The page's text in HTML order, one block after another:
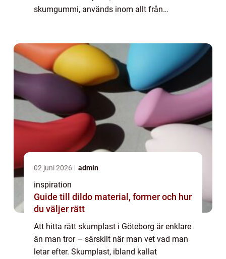
skumgummi, används inom allt från
02 juni 2026 admin
inspiration
Guide till dildo material, former och hur
du väljer rätt
Att hitta rätt skumplast i Göteborg är enklare
än man tror – särskilt när man vet vad man
letar efter. Skumplast, ibland kallat